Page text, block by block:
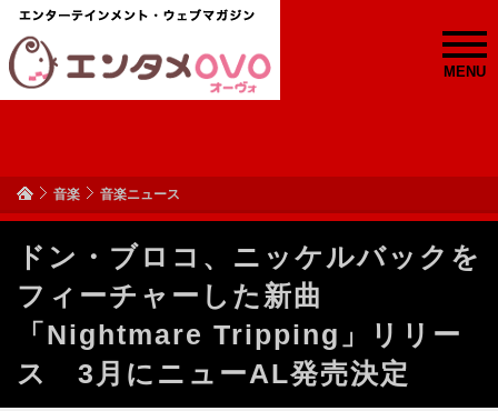
MENU
音楽 音楽ニュース
ドン・ブロコ、ニッケルバックを
フィーチャーした新曲
「Nightmare Tripping」リリー
ス 3月にニューAL発売決定